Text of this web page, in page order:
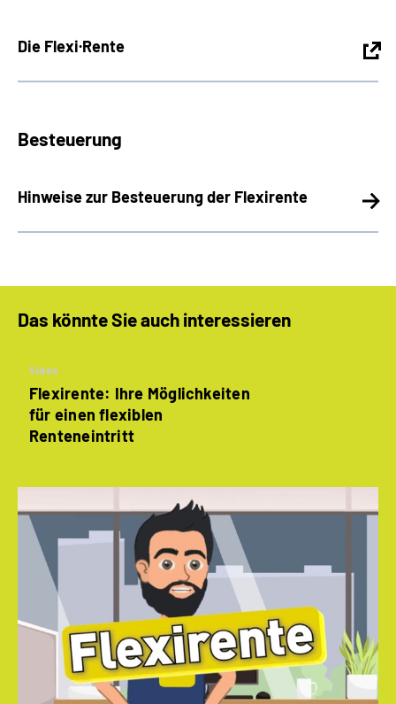
Die Flexi·Rente
Besteuerung
Hinweise zur Besteuerung der Flexirente
Das könnte Sie auch interessieren
Video
Flexirente: Ihre Möglichkeiten
für einen flexiblen
Renteneintritt